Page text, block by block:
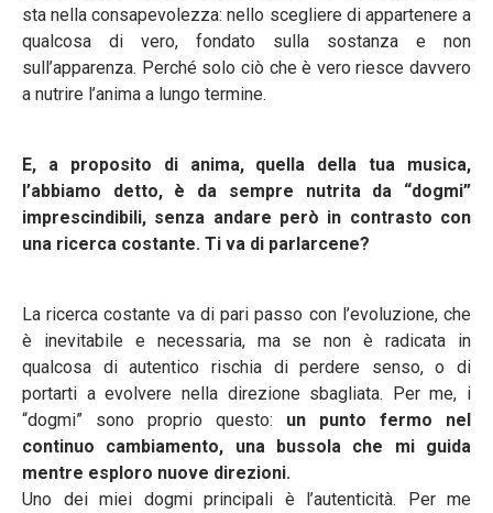
sta nella consapevolezza: nello scegliere di appartenere a
qualcosa di vero, fondato sulla sostanza e non
sull’apparenza. Perché solo ciò che è vero riesce davvero
a nutrire l’anima a lungo termine.
E, a proposito di anima, quella della tua musica,
l’abbiamo detto, è da sempre nutrita da “dogmi”
imprescindibili, senza andare però in contrasto con
una ricerca costante. Ti va di parlarcene?
La ricerca costante va di pari passo con l’evoluzione, che
è inevitabile e necessaria, ma se non è radicata in
qualcosa di autentico rischia di perdere senso, o di
portarti a evolvere nella direzione sbagliata. Per me, i
“dogmi” sono proprio questo: un punto fermo nel
continuo cambiamento, una bussola che mi guida
mentre esploro nuove direzioni.
Uno dei miei dogmi principali è l’autenticità. Per me